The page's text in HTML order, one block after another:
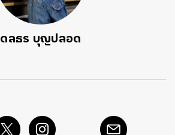
ดลธร บุญปลอด